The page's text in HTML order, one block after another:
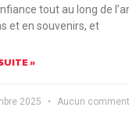
tout au long de
et en souvenirs, et
»
2025 Aucun